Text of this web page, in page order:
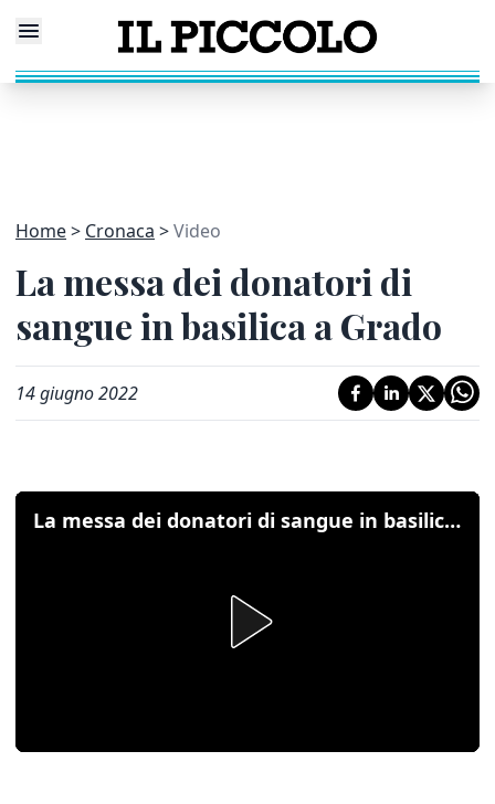
Home Cronaca Video
La messa dei donatori di
sangue in basilica a Grado
14 giugno 2022
La messa dei donatori di sangue in basilica a Grado